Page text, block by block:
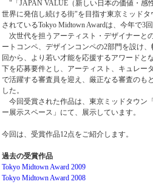
"「JAPAN VALUE（新しい日本の価値・感
世界に発信し続ける街"を目指す東京ミッド
されているTokyo Midtown Awardは、今年で3
次世代を担うアーティスト・デザイナーと
ートコンペ、デザインコンペの2部門を設け
回から、より若い才能を応援するアワードと
下を応募要件とし、アーティスト、キュレー
で活躍する審査員を迎え、厳正なる審査のも
した。
今回受賞された作品は、東京ミッドタウン
ー展示スペース」にて、展示しています。
今回は、受賞作品12点をご紹介します。
過去の受賞作品
Tokyo Midtown Award 2009
Tokyo Midtown Award 2008